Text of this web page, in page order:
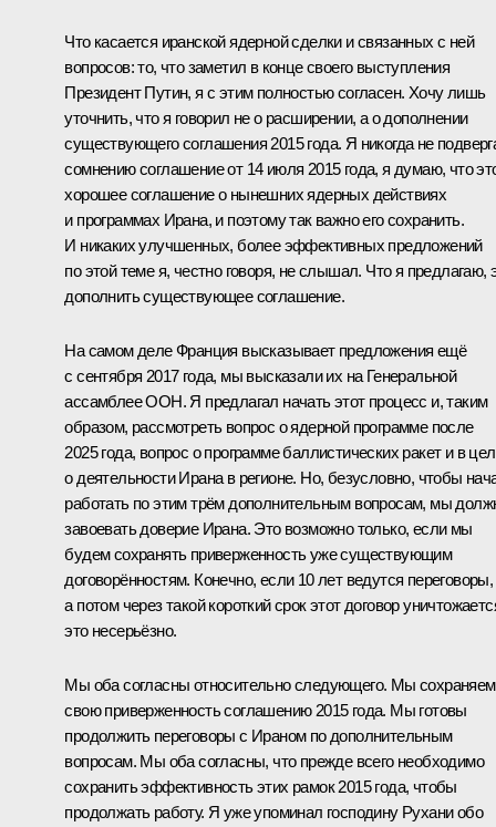
Что касается иранской ядерной сделки и связанных с ней
вопросов: то, что заметил в конце своего выступления
Президент Путин, я с этим полностью согласен. Хочу лишь
уточнить, что я говорил не о расширении, а о дополнении
существующего соглашения 2015 года. Я никогда не
сомнению соглашение от 14 июля 2015 года, я думаю, что
хорошее соглашение о нынешних ядерных действиях
и программах Ирана, и поэтому так важно его сохранить.
И никаких улучшенных, более эффективных предложений
по этой теме я, честно говоря, не слышал. Что я предлагаю,
дополнить существующее соглашение.
На самом деле Франция высказывает предложения ещё
с сентября 2017 года, мы высказали их на Генеральной
ассамблее ООН. Я предлагал начать этот процесс и, таким
образом, рассмотреть вопрос о ядерной программе после
2025 года, вопрос о программе баллистических ракет и в
о деятельности Ирана в регионе. Но, безусловно, чтобы
работать по этим трём дополнительным вопросам, мы
завоевать доверие Ирана. Это возможно только, если мы
будем сохранять приверженность уже существующим
договорённостям. Конечно, если 10 лет ведутся переговоры,
а потом через такой короткий срок этот договор
это несерьёзно.
Мы оба согласны относительно следующего. Мы сохраняем
свою приверженность соглашению 2015 года. Мы готовы
продолжить переговоры с Ираном по дополнительным
вопросам. Мы оба согласны, что прежде всего необходимо
сохранить эффективность этих рамок 2015 года, чтобы
продолжать работу. Я уже упоминал господину Рухани обо